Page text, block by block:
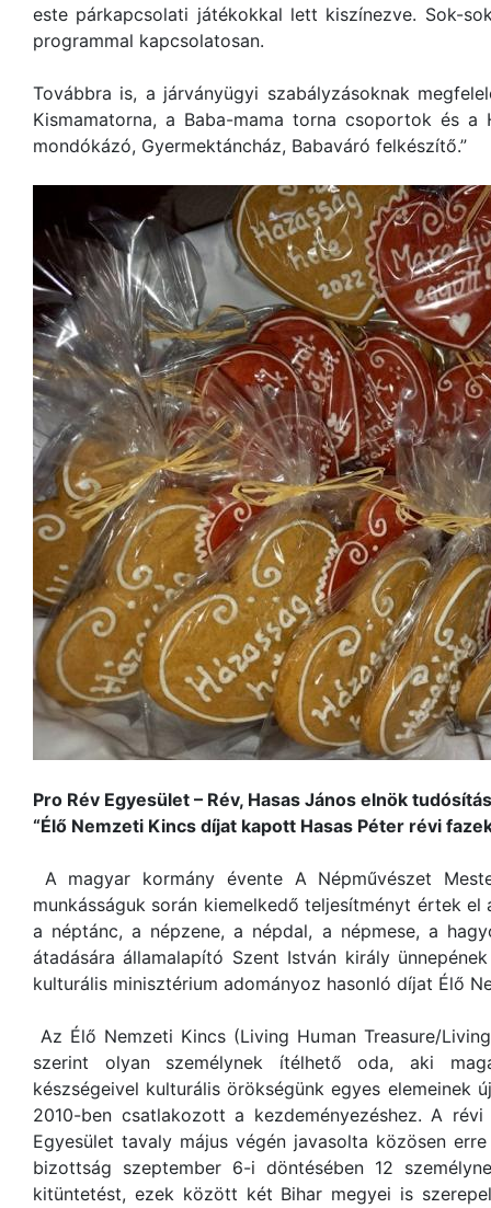
este párkapcsolati játékokkal lett kiszínezve. Sok-
programmal kapcsolatosan.
Továbbra is, a járványügyi szabályzásoknak
Kismamatorna, a Baba-mama torna csoportok és
mondókázó, Gyermektáncház, Babaváró felkészítő.”
Pro Rév Egyesület – Rév, Hasas János elnök
“Élő Nemzeti Kincs díjat kapott Hasas Péter révi
A magyar kormány évente A Népművészet
munkásságuk során kiemelkedő teljesítményt értek el
a néptánc, a népzene, a népdal, a népmese, a
átadására államalapító Szent István király
kulturális minisztérium adományoz hasonló díjat Élő
Az Élő Nemzeti Kincs (Living Human Treasure/
szerint olyan személynek ítélhető oda, aki
készségeivel kulturális örökségünk egyes elemeinek
2010-ben csatlakozott a kezdeményezéshez. A
Egyesület tavaly május végén javasolta közösen
bizottság szeptember 6-i döntésében 12
kitüntetést, ezek között két Bihar megyei is